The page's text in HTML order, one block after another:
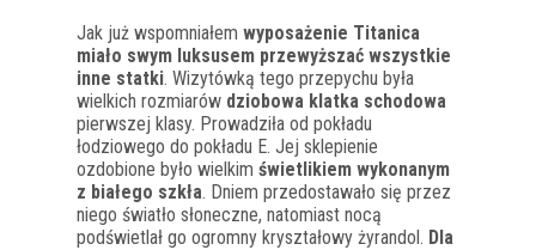
Jak już wspomniałem wyposażenie Titanica
miało swym luksusem przewyższać wszystkie
inne statki. Wizytówką tego przepychu była
wielkich rozmiarów dziobowa klatka schodowa
pierwszej klasy. Prowadziła od pokładu
łodziowego do pokładu E. Jej sklepienie
ozdobione było wielkim świetlikiem wykonanym
z białego szkła. Dniem przedostawało się przez
niego światło słoneczne, natomiast nocą
podświetlał go ogromny kryształowy żyrandol. Dla